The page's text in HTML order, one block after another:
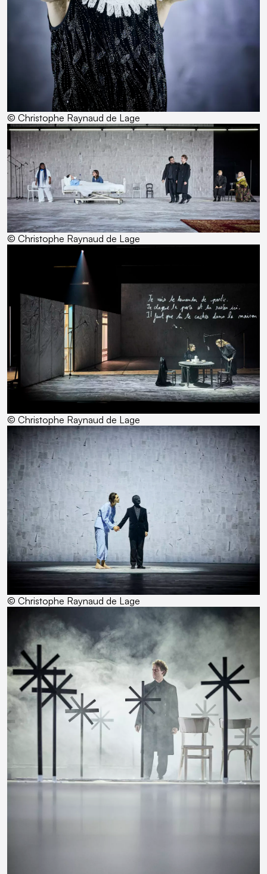
© Christophe Raynaud de Lage
© Christophe Raynaud de Lage
© Christophe Raynaud de Lage
© Christophe Raynaud de Lage